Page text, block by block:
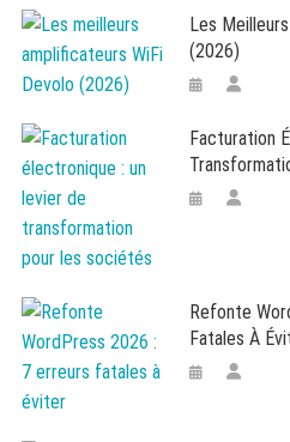
Les
(2026)
Facturation
Refonte
Fatales À